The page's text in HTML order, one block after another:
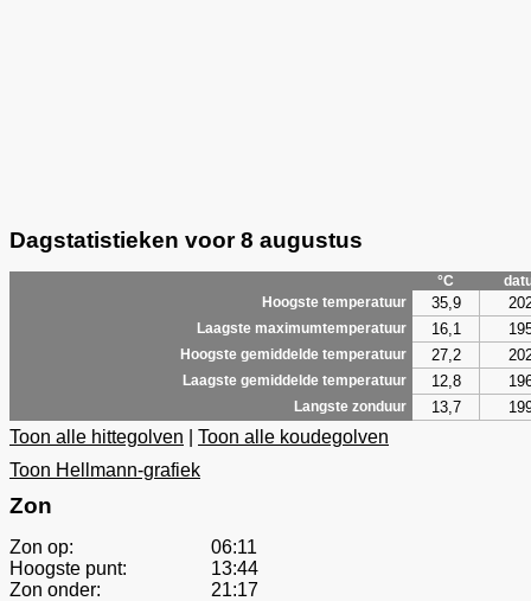
Dagstatistieken voor 8 augustus
°C
Hoogste temperatuur
35,9
Laagste maximumtemperatuur 16,1
Hoogste gemiddelde temperatuur 27,2
Laagste gemiddelde temperatuur 12,8
Langste zonduur 13,7
Toon alle hittegolven
Toon alle koudegolven
Toon Hellmann-grafiek
Zon
Zon op:
06:11
Hoogste punt:
13:44
Zon onder:
21:17